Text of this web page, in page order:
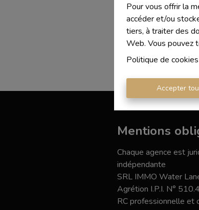
Pour vous offrir la
accéder et/ou
tiers, à traiter des
Web. Vous pouvez
Politique de cookies
Accepter
Mentions
Chaque agence est
indépendante
SRL IMMO Water
Agrétion I.P.I. N°
RC professionnelle et